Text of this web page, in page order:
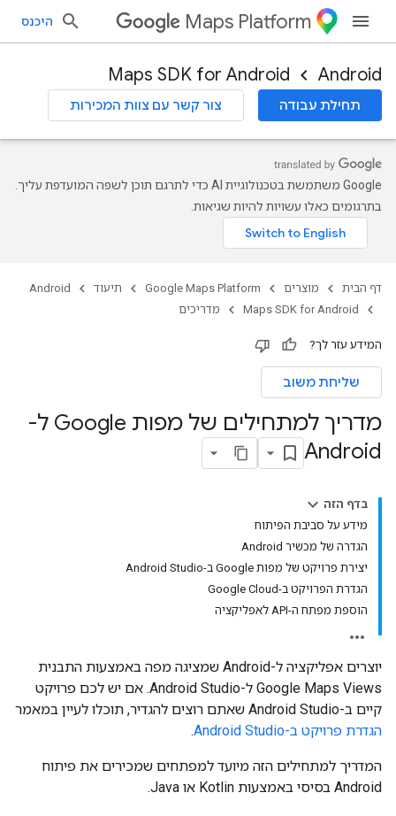
Maps Platform היכנס
Android
Maps SDK for Android
תחילת עבודה צור קשר עם צוות המכירות
‫Google משתמשת בטכנולוגיית AI כדי לתרגם תוכן לשפה המועדפת עליך.
בתרגומים כאלו עשויות להיות שגיאות.
דף הבית מוצרים Google Maps Platform תיעוד
Android
Maps SDK for Android
מדריכים
המידע עזר לך?
שליחת משוב
מדריך למתחילים של מפות Google ל-
Android
בדף הזה
מידע על סביבת הפיתוח
הגדרה של מכשיר Android
יצירת פרויקט של מפות Google ב-Android Studio
הגדרת הפרויקט ב-Google Cloud
הוספת מפתח ה-API לאפליקציה
יוצרים אפליקציה ל-Android שמציגה מפה באמצעות התבנית
Google Maps Views ל-Android Studio. אם יש לכם פרויקט
קיים ב-Android Studio שאתם רוצים להגדיר, תוכלו לעיין במאמר
הגדרת פרויקט ב-Android Studio
.
המדריך למתחילים הזה מיועד למפתחים שמכירים את פיתוח
Android בסיסי באמצעות Kotlin או Java.